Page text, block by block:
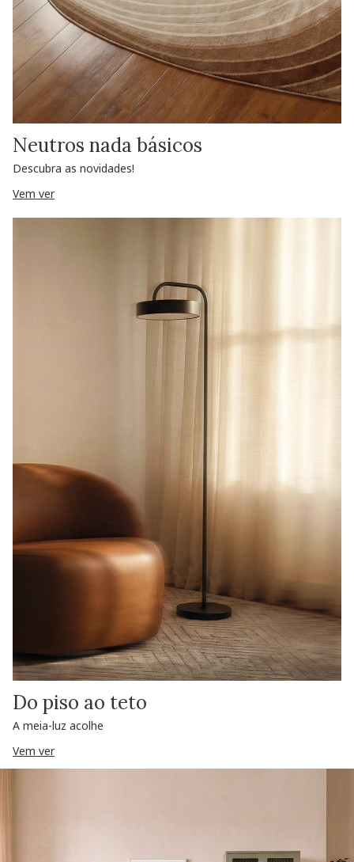
Neutros nada básicos
Descubra as novidades!
Vem ver
Do piso ao teto
A meia-luz acolhe
Vem ver